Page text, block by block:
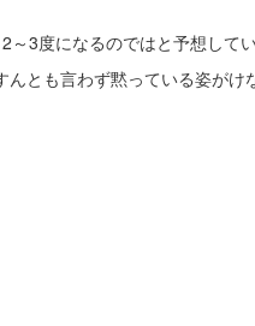
3度になるのではと予想して
とも言わず黙っている姿が